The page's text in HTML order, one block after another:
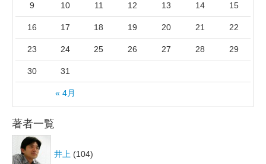
« 4月
9 10 11 12 13 14 15
16 17 18 19 20 21 22
23 24 25 26 27 28 29
30 31
著者一覧
井上 (104)